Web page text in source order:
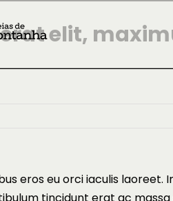
elit,
eros eu orci iaculis laoreet.